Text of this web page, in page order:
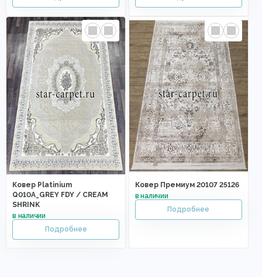
Ковер Platinium
Q010A_GREY FDY / CREAM
SHRINK
Ковер Премиум 20107 25126